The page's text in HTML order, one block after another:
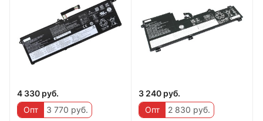
4 330 руб.
Опт
3 770 руб.
3 240 руб.
Опт
2 830 руб.